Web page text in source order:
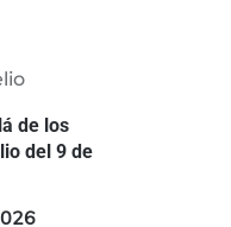
de los
del 9 de